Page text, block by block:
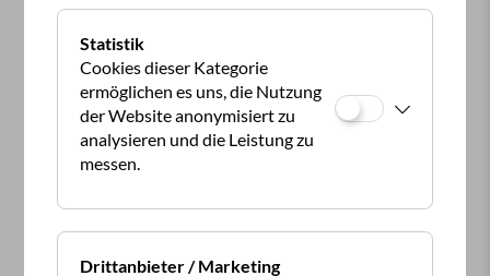
Presse
Newsletter
Statistik
Cookies dieser Kategorie
ermöglichen es uns, die Nutzung
der Website anonymisiert zu
analysieren und die Leistung zu
messen.
Drittanbieter / Marketing